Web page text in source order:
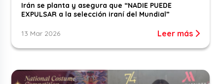
Irán se planta y asegura que “NADIE PUEDE
EXPULSAR a la selección iraní del Mundial”
13 Mar 2026 Leer más